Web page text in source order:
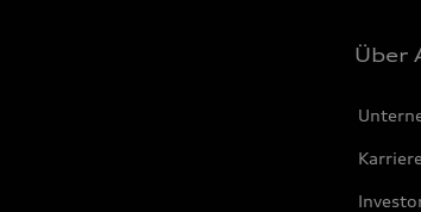
Über